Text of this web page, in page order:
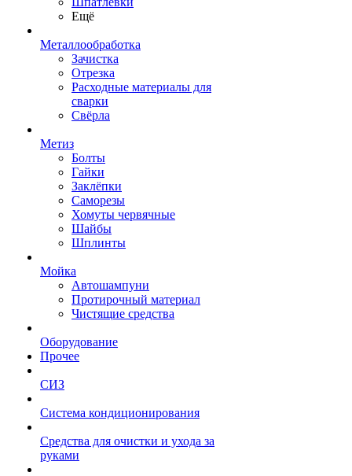
Ещё
Металлообработка
Зачистка
Отрезка
Расходные материалы для
сварки
Свёрла
Метиз
Болты
Гайки
Заклёпки
Саморезы
Хомуты червячные
Шайбы
Шплинты
Мойка
Автошампуни
Протирочный материал
Чистящие средства
Оборудование
Прочее
СИЗ
Система кондиционирования
Средства для очистки и ухода за
руками